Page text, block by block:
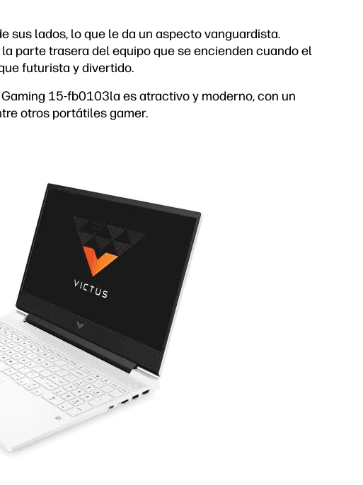
sus lados, lo que le da un aspecto vanguardista.
parte trasera del equipo que se encienden cuando el
futurista y divertido.
15-fb0103la es atractivo y moderno, con un
otros portátiles gamer.